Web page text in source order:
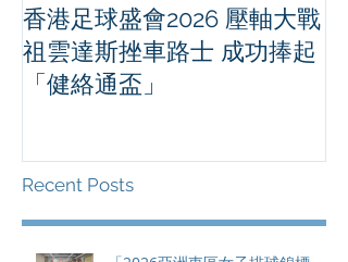
香港足球盛會2026 壓軸大戰
祖雲達斯挫車路士 成功捧起
「健絡通盃」
Recent Posts